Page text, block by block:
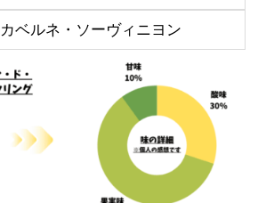
カベルネ・ソーヴィニヨン